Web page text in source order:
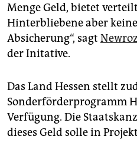
Menge Geld, bietet
Hinterbliebene aber
Absicherung“, sagt
der Initative.
Das Land Hessen stellt
Sonderförderprogramm
Verfügung. Die
dieses Geld solle in